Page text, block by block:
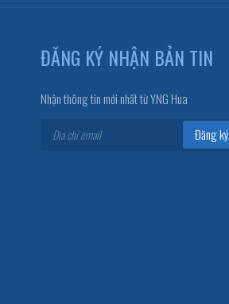
ĐĂNG KÝ NHẬN BẢN TIN
Nhận thông tin mới nhất từ YNG Hua
Đăng ký